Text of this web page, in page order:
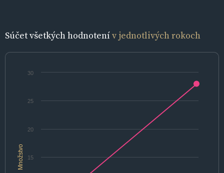
Súčet všetkých hodnotenív jednotlivých rokoch
Množstvo 15
20
25
30